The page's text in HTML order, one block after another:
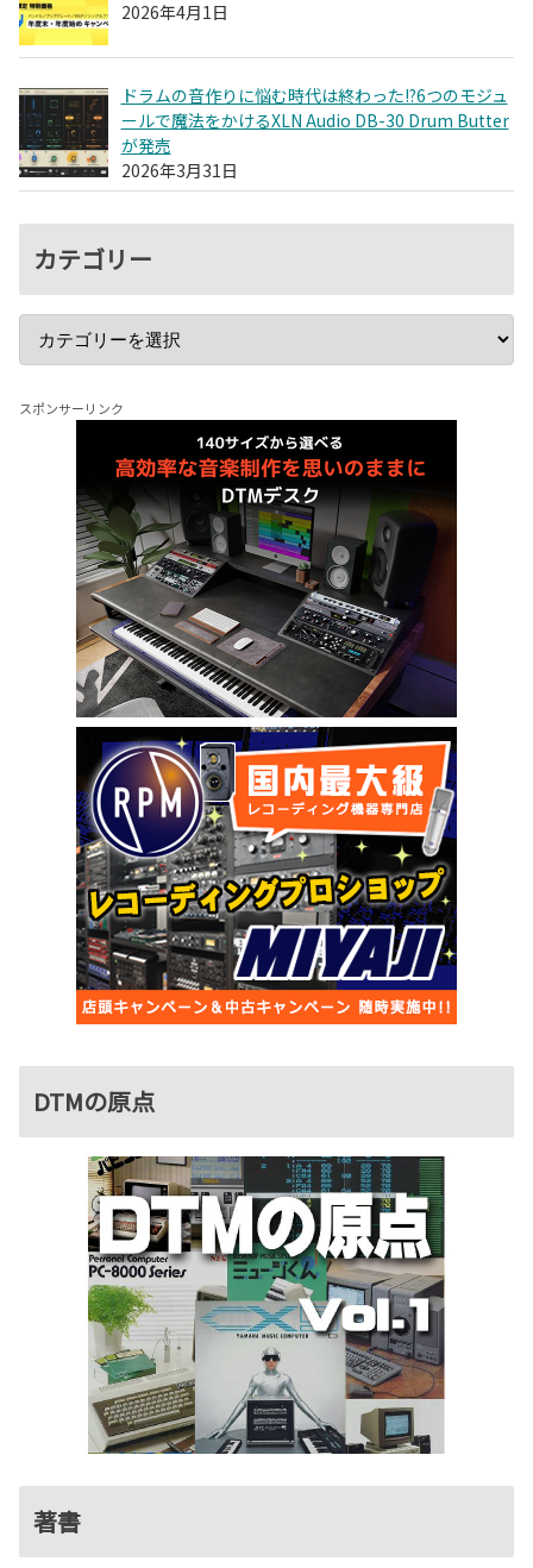
2026年4月1日
ドラムの音作りに悩む時代は終わった!?6つのモジュ
ールで魔法をかけるXLN Audio DB-30 Drum Butter
が発売
2026年3月31日
カテゴリー
スポンサーリンク
DTMの原点
著書